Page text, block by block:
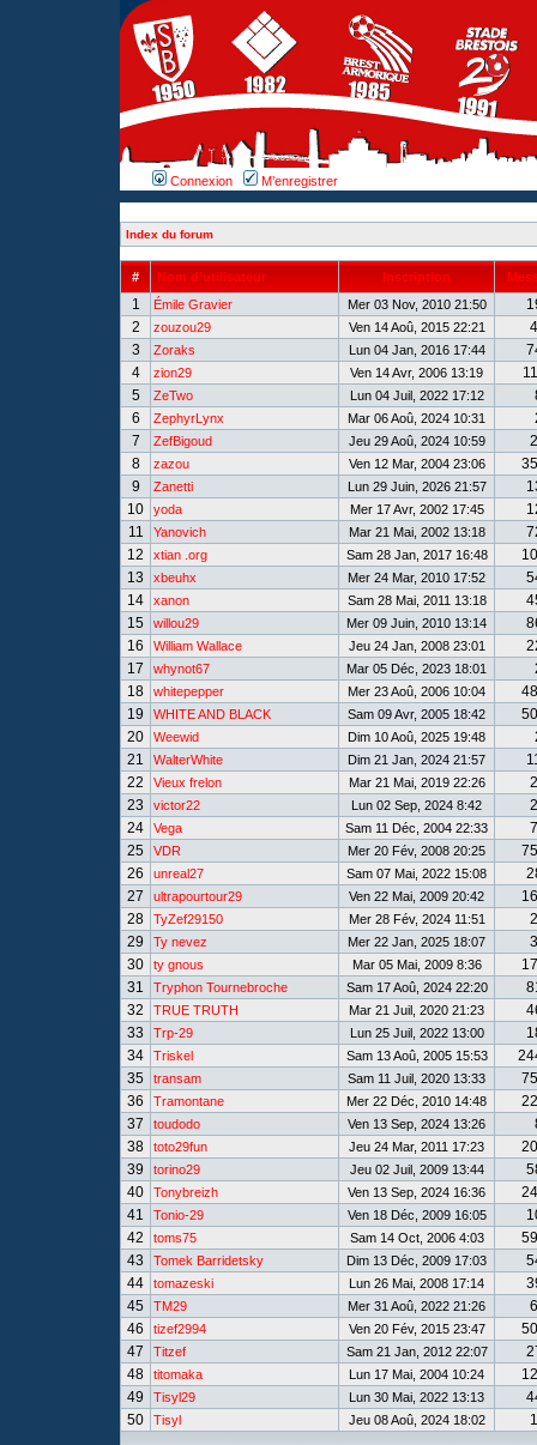
Connexion M’enregistrer
Index du forum
# Nom d’utilisateur Inscription
1 Émile Gravier Mer 03 Nov, 2010 21:50
2
zouzou29 Ven 14 Aoû, 2015 22:21
3
Zoraks Lun 04 Jan, 2016 17:44
4
zion29 Ven 14 Avr, 2006 13:19
5
ZeTwo Lun 04 Juil, 2022 17:12
6
ZephyrLynx Mar 06 Aoû, 2024 10:31
7
ZefBigoud Jeu 29 Aoû, 2024 10:59
8
zazou Ven 12 Mar, 2004 23:06
9
Zanetti Lun 29 Juin, 2026 21:57
10
yoda Mer 17 Avr, 2002 17:45
11
Yanovich Mar 21 Mai, 2002 13:18
12
xtian .org Sam 28 Jan, 2017 16:48
13
xbeuhx Mer 24 Mar, 2010 17:52
14
xanon Sam 28 Mai, 2011 13:18
15
willou29 Mer 09 Juin, 2010 13:14
16
William Wallace Jeu 24 Jan, 2008 23:01
17
whynot67 Mar 05 Déc, 2023 18:01
18
whitepepper Mer 23 Aoû, 2006 10:04
19
WHITE AND BLACK Sam 09 Avr, 2005 18:42
20
Weewid Dim 10 Aoû, 2025 19:48
21
WalterWhite Dim 21 Jan, 2024 21:57
22
Vieux frelon Mar 21 Mai, 2019 22:26
23
victor22 Lun 02 Sep, 2024 8:42
24
Vega Sam 11 Déc, 2004 22:33
25
VDR Mer 20 Fév, 2008 20:25
26
unreal27 Sam 07 Mai, 2022 15:08
27
ultrapourtour29 Ven 22 Mai, 2009 20:42
28
TyZef29150 Mer 28 Fév, 2024 11:51
29
Ty nevez Mer 22 Jan, 2025 18:07
30
ty gnous Mar 05 Mai, 2009 8:36
31
Tryphon Tournebroche Sam 17 Aoû, 2024 22:20
32
TRUE TRUTH Mar 21 Juil, 2020 21:23
33
Trp-29 Lun 25 Juil, 2022 13:00
34
Triskel Sam 13 Aoû, 2005 15:53
35
transam Sam 11 Juil, 2020 13:33
36
Tramontane Mer 22 Déc, 2010 14:48
37
toudodo Ven 13 Sep, 2024 13:26
38
toto29fun Jeu 24 Mar, 2011 17:23
39
torino29 Jeu 02 Juil, 2009 13:44
40
Tonybreizh Ven 13 Sep, 2024 16:36
41
Tonio-29 Ven 18 Déc, 2009 16:05
42
toms75 Sam 14 Oct, 2006 4:03
43
Tomek Barridetsky Dim 13 Déc, 2009 17:03
44
tomazeski Lun 26 Mai, 2008 17:14
45
TM29 Mer 31 Aoû, 2022 21:26
46
tizef2994 Ven 20 Fév, 2015 23:47
47
Titzef Sam 21 Jan, 2012 22:07
48
titomaka Lun 17 Mai, 2004 10:24
49
Tisyl29 Lun 30 Mai, 2022 13:13
50
Tisyl Jeu 08 Aoû, 2024 18:02